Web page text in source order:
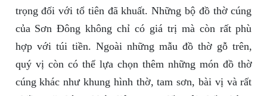
trọng đối với tổ tiên đã khuất. Những bộ đồ thờ cúng
của Sơn Đông không chỉ có giá trị mà còn rất phù
hợp với túi tiền. Ngoài những mẫu đồ thờ gỗ trên,
quý vị còn có thể lựa chọn thêm những món đồ thờ
cúng khác như khung hình thờ, tam sơn, bài vị và rất